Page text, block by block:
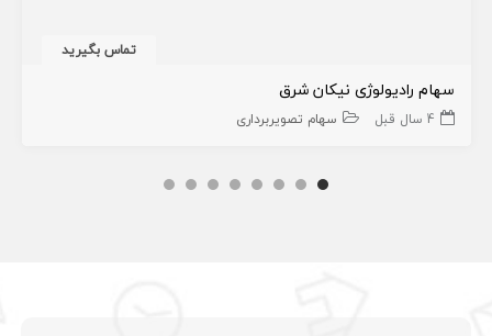
تماس بگیرید
سهام رادیولوژی نیکان شرق
4 سال قبل سهام تصویربرداری